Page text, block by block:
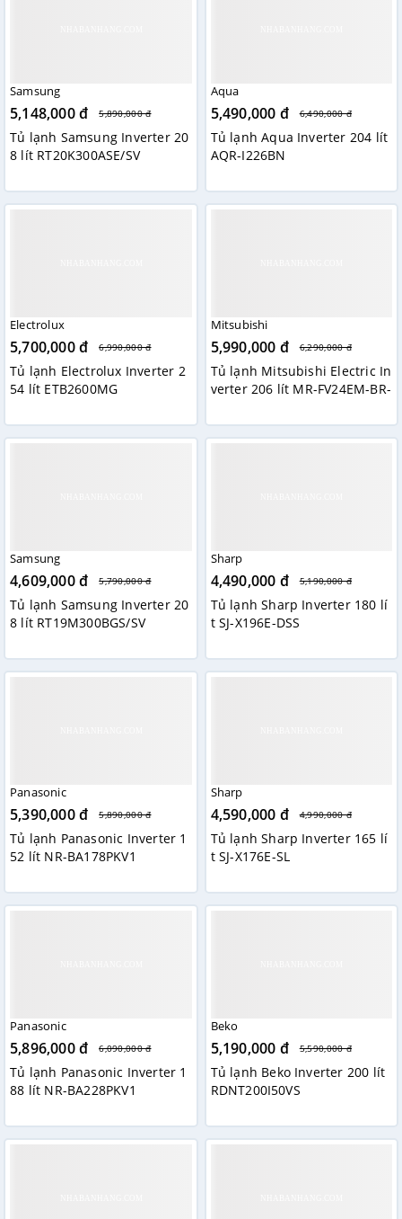
Samsung
5,148,000 đ 5,890,000 đ
Tủ lạnh Samsung Inverter 20
8 lít RT20K300ASE/SV
Aqua
5,490,000 đ 6,490,000 đ
Tủ lạnh Aqua Inverter 204 lít
AQR-I226BN
Electrolux
5,700,000 đ 6,990,000 đ
Tủ lạnh Electrolux Inverter 2
54 lít ETB2600MG
Mitsubishi
5,990,000 đ 6,290,000 đ
Tủ lạnh Mitsubishi Electric In
verter 206 lít MR-FV24EM-BR-
Samsung
4,609,000 đ 5,790,000 đ
Tủ lạnh Samsung Inverter 20
8 lít RT19M300BGS/SV
Sharp
4,490,000 đ 5,190,000 đ
Tủ lạnh Sharp Inverter 180 lí
t SJ-X196E-DSS
Panasonic
5,390,000 đ 5,890,000 đ
Tủ lạnh Panasonic Inverter 1
52 lít NR-BA178PKV1
Sharp
4,590,000 đ 4,990,000 đ
Tủ lạnh Sharp Inverter 165 lí
t SJ-X176E-SL
Panasonic
5,896,000 đ 6,090,000 đ
Tủ lạnh Panasonic Inverter 1
88 lít NR-BA228PKV1
Beko
5,190,000 đ 5,590,000 đ
Tủ lạnh Beko Inverter 200 lít
RDNT200I50VS